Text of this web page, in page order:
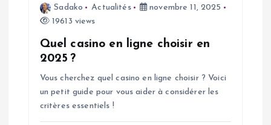
Sadako Actualités
novembre 11, 2025
19613 views
Quel casino en ligne choisir en
2025 ?
Vous cherchez quel casino en ligne choisir ? Voici
un petit guide pour vous aider à considérer les
critères essentiels !